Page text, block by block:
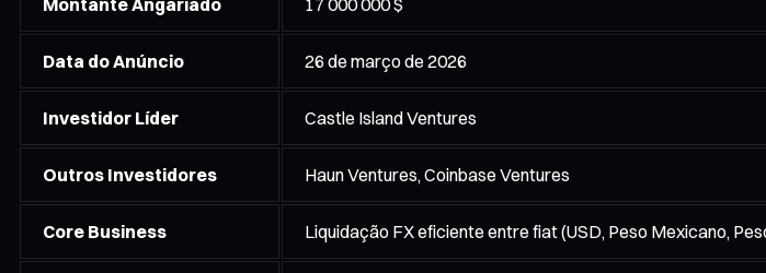
Data do Anúncio 26 de março de 2026
Investidor Líder Castle Island Ventures
Outros Investidores Haun Ventures, Coinbase Ventures
Core Business Liquidação FX eficiente entre fiat (USD, Peso Mexicano,